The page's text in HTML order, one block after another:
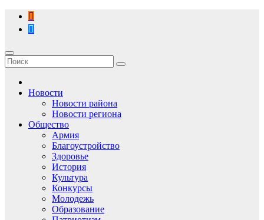
Перейти
содержимому
Новости
Новости района
Новости региона
Общество
Армия
Благоустройство
Здоровье
История
Культура
Конкурсы
Молодежь
Образование